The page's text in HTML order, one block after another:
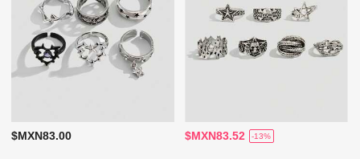
$MXN83.00 $MXN83.52 -13%